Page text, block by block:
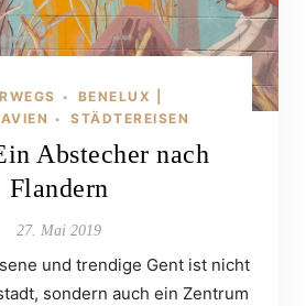
•
BENELUX |
• STÄDTEREISEN
Abstecher nach
Flandern
27. Mai 2019
und trendige Gent ist nicht
sondern auch ein Zentrum